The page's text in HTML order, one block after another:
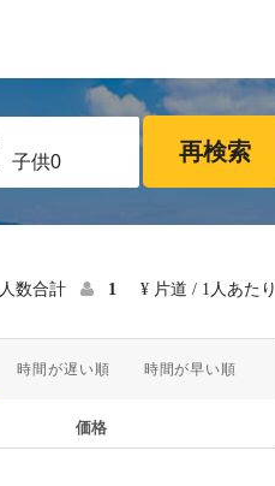
再検索
人数合計 1 ¥ 片道 / 1人あたり
時間が遅い順 時間が早い順
価格